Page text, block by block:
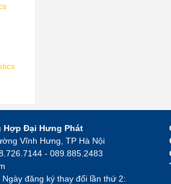
Hợp Đại Hưng Phát
Vĩnh Hưng, TP Hà Nội
- 089.885.2483
đăng ký thay đổi lần thứ 2: